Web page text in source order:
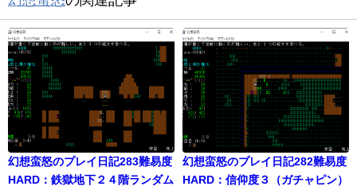
幻想蛮怒のプレイ日記283難易度
HARD：鉄獄地下２４階ランダム
幻想蛮怒のプレイ日記282難易度
HARD：信仰度３（ガチャピン）